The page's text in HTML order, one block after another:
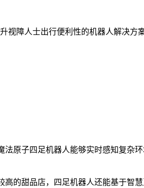
视障人士出行便利性的机器人解决方
原子四足机器人能够实时感知复杂环
的甜品店，四足机器人还能基于智